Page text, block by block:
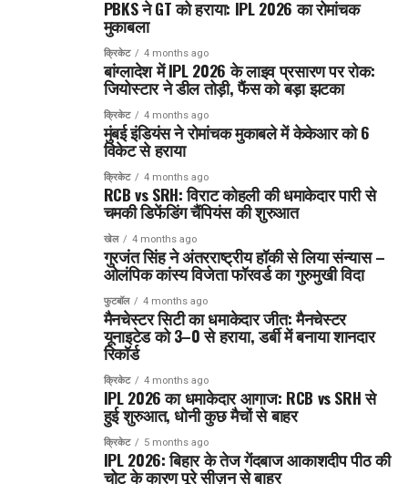
PBKS ने GT को हराया: IPL 2026 का रोमांचक
मुकाबला
क्रिकेट 4 months ago
बांग्लादेश में IPL 2026 के लाइव प्रसारण पर रोक:
जियोस्टार ने डील तोड़ी, फैंस को बड़ा झटका
क्रिकेट 4 months ago
मुंबई इंडियंस ने रोमांचक मुकाबले में केकेआर को 6
विकेट से हराया
क्रिकेट 4 months ago
RCB vs SRH: विराट कोहली की धमाकेदार पारी से
चमकी डिफेंडिंग चैंपियंस की शुरुआत
खेल 4 months ago
गुरजंत सिंह ने अंतरराष्ट्रीय हॉकी से लिया संन्यास –
ओलंपिक कांस्य विजेता फॉरवर्ड का गुरुमुखी विदा
फुटबॉल 4 months ago
मैनचेस्टर सिटी का धमाकेदार जीत: मैनचेस्टर
यूनाइटेड को 3–0 से हराया, डर्बी में बनाया शानदार
रिकॉर्ड
क्रिकेट 4 months ago
IPL 2026 का धमाकेदार आगाज: RCB vs SRH से
हुई शुरुआत, धोनी कुछ मैचों से बाहर
क्रिकेट 5 months ago
IPL 2026: बिहार के तेज गेंदबाज आकाशदीप पीठ की
चोट के कारण पूरे सीज़न से बाहर